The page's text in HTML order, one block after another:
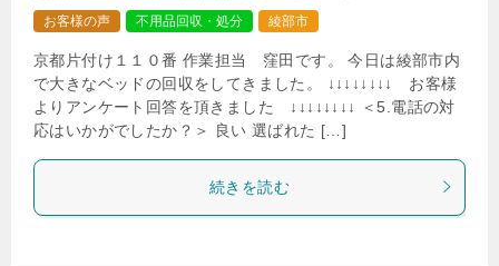
お客様の声
不用品回収・処分 綾部市
京都片付け１１０番 作業担当 窪田です。 今日は綾部市内
で大きなベッドの回収をしてきました。 ↓↓↓↓↓↓↓↓ お客様
よりアンケート回答を頂きました ↓↓↓↓↓↓↓↓ ＜5.電話の対
応はいかがでしたか？＞ 良い 選ばれた […]
続きを読む